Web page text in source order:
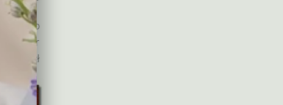
Ferrero
Rocher
49,00 zł